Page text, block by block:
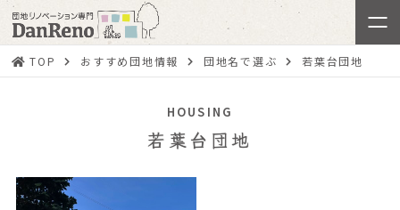
TOP おすすめ団地情報 団地名で選ぶ 若葉台団地
HOUSING
若葉台団地